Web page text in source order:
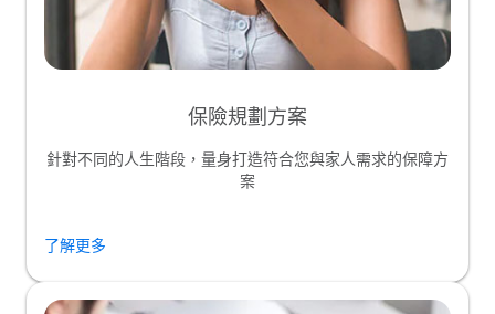
保險規劃方案
針對不同的人生階段，量身打造符合您與家人需求的保障方
案
了解更多